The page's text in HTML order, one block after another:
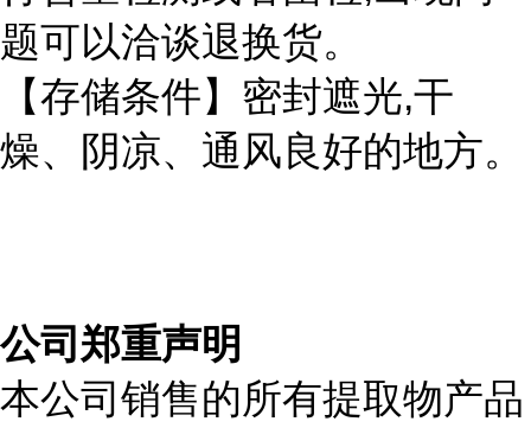
题可以洽谈退换货。
【存储条件】密封遮光,干
燥、阴凉、通风良好的地方。
公司郑重声明
本公司销售的所有提取物产品